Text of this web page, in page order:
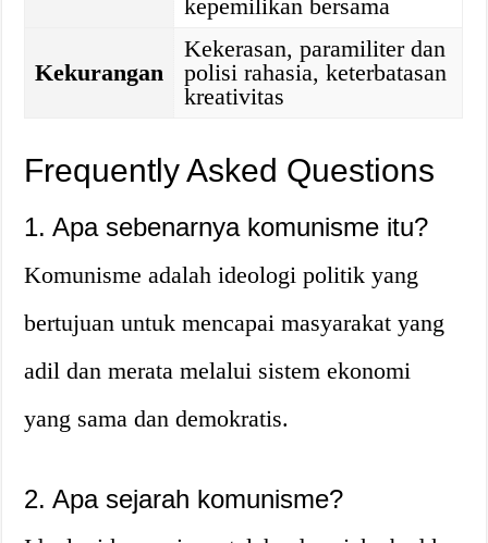
kepemilikan bersama
Kekurangan
Kekerasan, paramiliter dan
polisi rahasia, keterbatasan
kreativitas
Frequently Asked Questions
1. Apa sebenarnya komunisme itu?
Komunisme adalah ideologi politik yang
bertujuan untuk mencapai masyarakat yang
adil dan merata melalui sistem ekonomi
yang sama dan demokratis.
2. Apa sejarah komunisme?